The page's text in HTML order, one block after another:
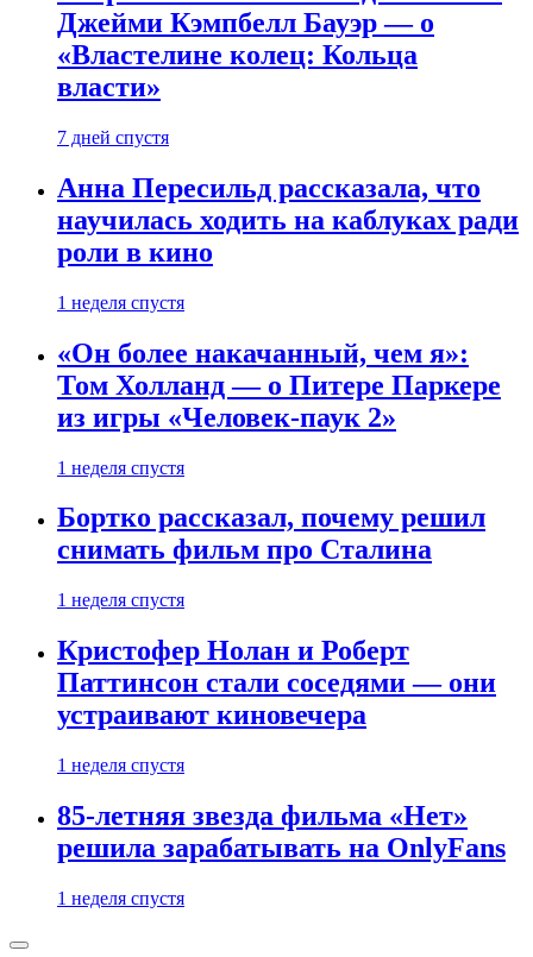
Джейми Кэмпбелл Бауэр — о
«Властелине колец: Кольца
власти»
7 дней спустя
Анна Пересильд рассказала, что
научилась ходить на каблуках ради
роли в кино
1 неделя спустя
«Он более накачанный, чем я»:
Том Холланд — о Питере Паркере
из игры «Человек-паук 2»
1 неделя спустя
Бортко рассказал, почему решил
снимать фильм про Сталина
1 неделя спустя
Кристофер Нолан и Роберт
Паттинсон стали соседями — они
устраивают киновечера
1 неделя спустя
85-летняя звезда фильма «Нет»
решила зарабатывать на OnlyFans
1 неделя спустя